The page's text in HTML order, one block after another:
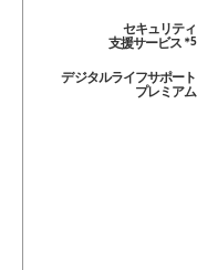
セキュリティ
支援サービス ＊5
デジタルライフサポート
プレミアム